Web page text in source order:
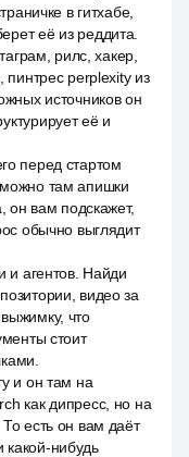
в гитхабе,
её из реддита.
рилс, хакер,
пинтрес perplexity из
источников он
её и
перед стартом
там апишки
он вам подскажет,
обычно выглядит
и агентов. Найди
видео за
что
стоит
и он там на
как дипресс, но на
есть он вам даёт
нибудь